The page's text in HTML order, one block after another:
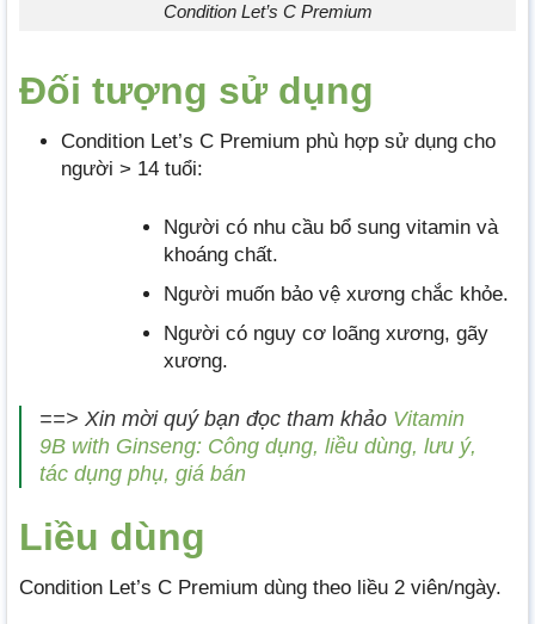
Condition Let’s C Premium
Đối tượng sử dụng
Condition Let’s C Premium phù hợp sử dụng cho
người > 14 tuổi:
Người có nhu cầu bổ sung vitamin và
khoáng chất.
Người muốn bảo vệ xương chắc khỏe.
Người có nguy cơ loãng xương, gãy
xương.
==> Xin mời quý bạn đọc tham khảo Vitamin
9B with Ginseng: Công dụng, liều dùng, lưu ý,
tác dụng phụ, giá bán
Liều dùng
Condition Let’s C Premium dùng theo liều 2 viên/ngày.